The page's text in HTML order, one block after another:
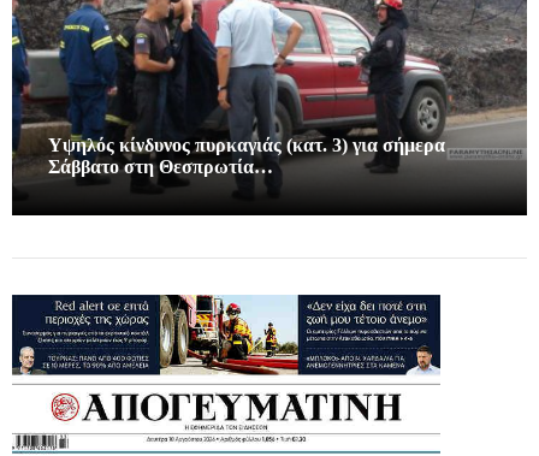
Υψηλός κίνδυνος πυρκαγιάς (κατ. 3) για σήμερα
Σάββατο στη Θεσπρωτία…